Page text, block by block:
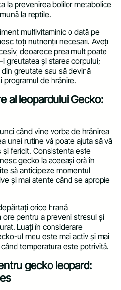
la prevenirea bolilor metabolice
la reptile.
multivitaminic o dată pe
toți nutrienții necesari. Aveți
deoarece prea mult poate
greutatea și starea corpului;
greutate sau să devină
programul de hrănire.
al leopardului Gecko:
când vine vorba de hrănirea
unei rutine vă poate ajuta să vă
și fericit. Consistența este
gecko la aceeași oră în
să anticipeze momentul
și mai atente când se apropie
orice hrană
pentru a preveni stresul și
Luați în considerare
ul meu este mai activ și mai
temperatura este potrivită.
gecko leopard: